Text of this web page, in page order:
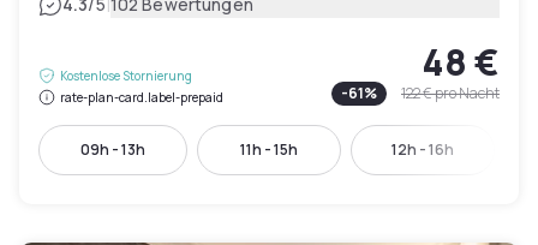
4.3/5 102 Bewertungen
Kostenlose Stornierung
rate-plan-card.label-prepaid
48 €
-61% 122 €pro Nacht
09h - 13h 11h - 15h 12h - 16h